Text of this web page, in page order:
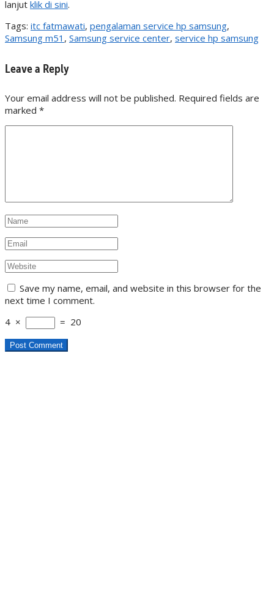
lanjut klik di sini.
Tags: itc fatmawati, pengalaman service hp samsung,
Samsung m51 , Samsung service center, service hp samsung
Leave a Reply
Your email address will not be published. Required fields are
marked *
Save my name, email, and website in this browser for the
next time I comment.
4 × = 20